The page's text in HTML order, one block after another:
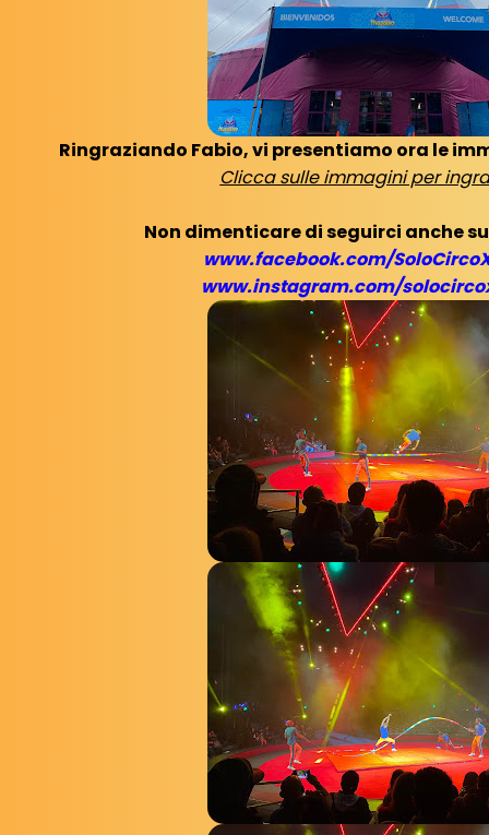
Ringraziando Fabio, vi presentiamo ora le
Clicca sulle immagini per
Non dimenticare di seguirci anche
www.facebook.com/
www.instagram.com/